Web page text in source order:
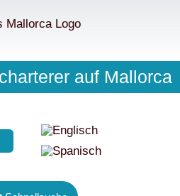
auf Mallorca